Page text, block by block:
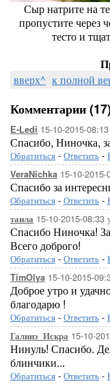
Сыр натрите на
пропустите через
тесто и
вверх^ к полной
Комментарии
E-Ledi 15-10-2015-08:13
Спасибо, Ниночка,
Обратиться - Ответить -
VeraNichka 15-10-2015-
Спасибо за
Обратиться - Ответить -
таила 15-10-2015-08:33
Спасибо Ниночка!
Всего доброго!
Обратиться - Ответить -
TimOlya 15-10-2015-
Доброе утро и
благодарю !
Обратиться - Ответить -
Галинэ_Искра 15-10-
Нинуль! Спасибо.
блинчики...
Обратиться - Ответить -